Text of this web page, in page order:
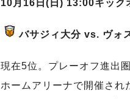
10月16日(日) 13:00キック
バサジィ大分 vs. ヴォ
現在5位。プレーオフ進出
ホームアリーナで開催され